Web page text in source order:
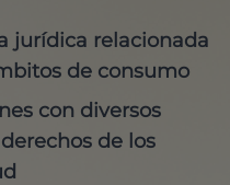
jurídica relacionada
de consumo
con diversos
de los